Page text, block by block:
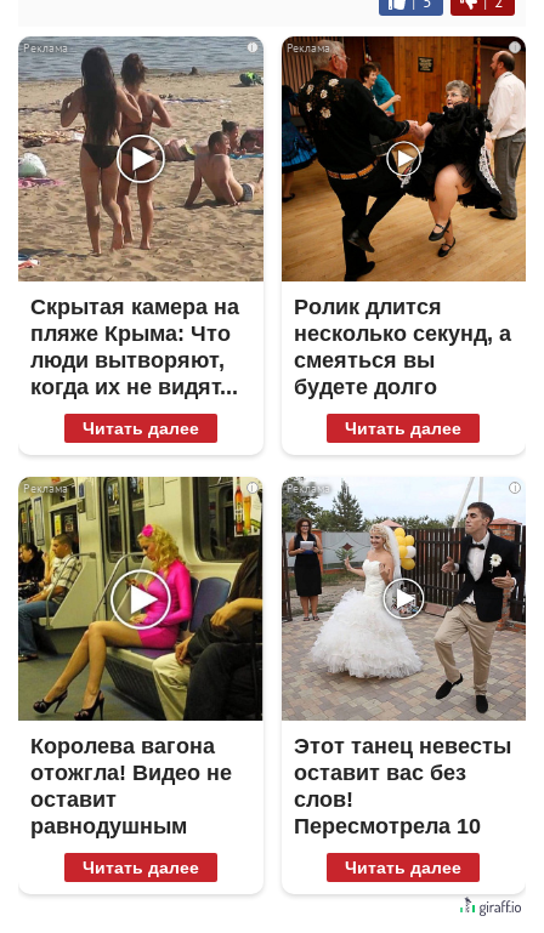
i
Скрытая камера на
пляже Крыма: Что
люди вытворяют,
когда их не видят...
Читать далее
i
Ролик длится
несколько секунд, а
смеяться вы
будете долго
Читать далее
i
Королева вагона
отожгла! Видео не
оставит
равнодушным
Читать далее
i
Этот танец невесты
оставит вас без
слов!
Пересмотрела 10
раз
Читать далее